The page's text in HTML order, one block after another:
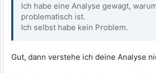
Ich habe eine Analyse gewagt,
problematisch ist.
Ich selbst habe kein Problem.
Gut, dann verstehe ich deine Analyse